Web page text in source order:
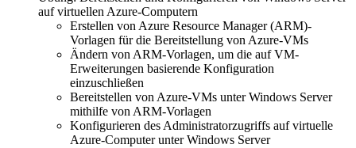
auf virtuellen Azure-Computern
Erstellen von Azure Resource Manager (ARM)-
Vorlagen für die Bereitstellung von Azure-VMs
Ändern von ARM-Vorlagen, um die auf VM-
Erweiterungen basierende Konfiguration
einzuschließen
Bereitstellen von Azure-VMs unter Windows Server
mithilfe von ARM-Vorlagen
Konfigurieren des Administratorzugriffs auf virtuelle
Azure-Computer unter Windows Server